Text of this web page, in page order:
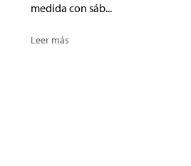
medida con sáb...
Leer más